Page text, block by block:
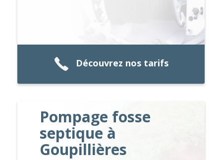
Découvrez nos tarifs
Pompage fosse
septique à
Goupillières